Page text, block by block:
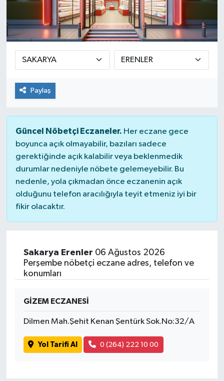
Paylaş
Güncel Nöbetçi Eczaneler. Her eczane gece
boyunca açık olmayabilir, bazıları sadece
gerektiğinde açık kalabilir veya beklenmedik
durumlar nedeniyle nöbete gelemeyebilir. Bu
nedenle, yola çıkmadan önce eczanenin açık
olduğunu telefon aracılığıyla teyit etmeniz iyi bir
fikir olacaktır.
Sakarya Erenler 06 Ağustos 2026
Perşembe nöbetçi eczane adres, telefon ve
konumları
GİZEM ECZANESİ
Dilmen Mah.Şehit Kenan Şentürk Sok.No:32/A
Yol Tarifi Al 0 (264) 222 10 00
Güvenlik
Kültür-Sanat
Magazin
Özel Haber
Sağlık
Siyaset
Spor
Teknoloji
Yaşam